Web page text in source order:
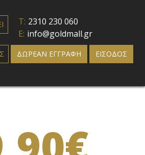
T: 2310 230 060
E: info@goldmall.gr
ΔΩΡΕΑΝ ΕΓΓΡΑΦΗ ΕΙΣΟΔΟΣ